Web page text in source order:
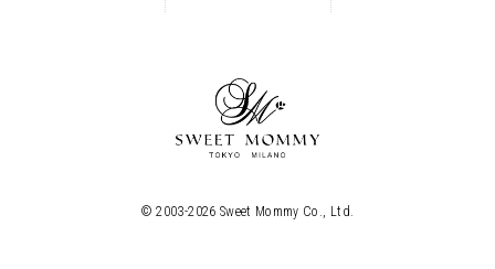
© 2003-2026 Sweet Mommy Co., Ltd.